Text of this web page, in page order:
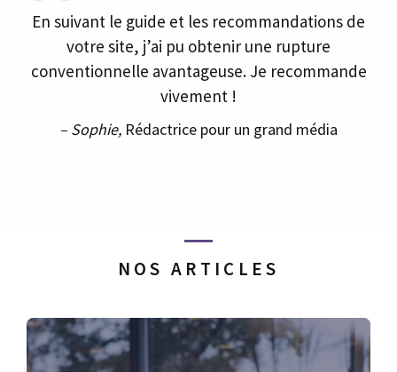
En suivant le guide et les recommandations de
votre site, j’ai pu obtenir une rupture
conventionnelle avantageuse. Je recommande
vivement !
– Sophie, Rédactrice pour un grand média
NOS ARTICLES